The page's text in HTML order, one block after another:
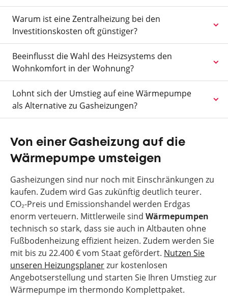
Warum ist eine Zentralheizung bei den
Investitionskosten oft günstiger?
Beeinflusst die Wahl des Heizsystems den
Wohnkomfort in der Wohnung?
Lohnt sich der Umstieg auf eine Wärmepumpe
als Alternative zu Gasheizungen?
Von einer Gasheizung auf die
Wärmepumpe umsteigen
Gasheizungen sind nur noch mit Einschränkungen zu
kaufen. Zudem wird Gas zukünftig deutlich teurer.
CO₂-Preis und Emissionshandel werden Erdgas
enorm verteuern. Mittlerweile sind Wärmepumpen
technisch so stark, dass sie auch in Altbauten ohne
Fußbodenheizung effizient heizen. Zudem werden Sie
mit bis zu 22.400 € vom Staat gefördert. Nutzen Sie
unseren Heizungsplanerzur kostenlosen
Angebotserstellung und starten Sie Ihren Umstieg zur
Wärmepumpe im thermondo Komplettpaket.